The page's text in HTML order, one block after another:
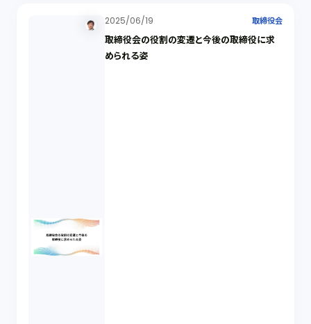
2025/06/19 取締役会
取締役会の役割の変遷と今後の取締役に求
められる姿